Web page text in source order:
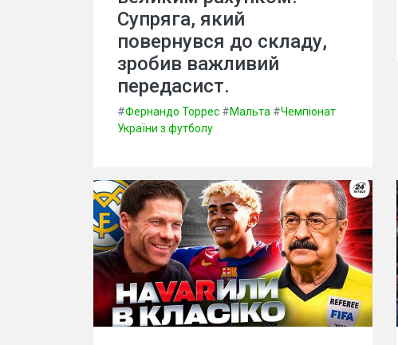
Супряга, який
повернувся до складу,
зробив важливий
передасист.
#Фернандо Торрес #Мальта #Чемпіонат
України з футболу